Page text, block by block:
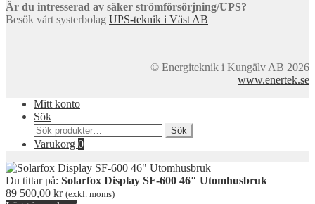
Är du intresserad av säker strömförsörjning/UPS?
Besök vårt systerbolag UPS-teknik i Väst AB
© Energiteknik i Kungälv AB 2026
www.enertek.se
Mitt konto
Sök
Sök
efter:
Sök
Varukorg 0
Du tittar på: Solarfox Display SF-600 46″ Utomhusbruk
89 500,00 kr (exkl. moms)